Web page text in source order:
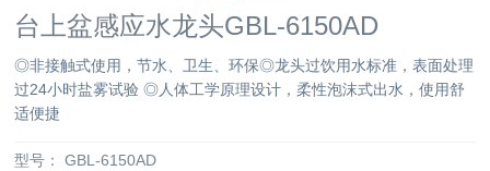
台上盆感应水龙头GBL-6150AD
◎非接触式使用，节水、卫生、环保◎龙头过饮用水标准，表面处理
过24小时盐雾试验 ◎人体工学原理设计，柔性泡沫式出水，使用舒
适便捷
型号：
GBL-6150AD